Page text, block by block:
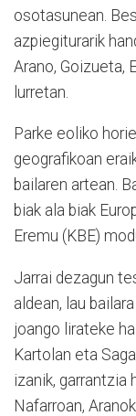
osotasunean.
azpiegiturarik
Arano, Goizueta,
lurretan.
Parke eoliko
geografikoan
bailaren artean.
biak ala biak
Eremu (KBE)
Jarrai dezagun
aldean, lau
joango lirateke
Kartolan eta
izanik, garrantzia
Nafarroan,